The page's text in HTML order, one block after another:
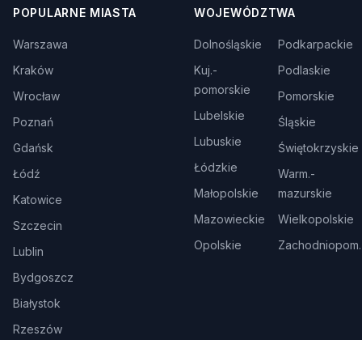
POPULARNE MIASTA
Warszawa
Kraków
Wrocław
Poznań
Gdańsk
Łódź
Katowice
Szczecin
Lublin
Bydgoszcz
Białystok
Rzeszów
WOJEWÓDZTWA
Dolnośląskie
Kuj.-
pomorskie
Lubelskie
Lubuskie
Łódzkie
Małopolskie
Mazowieckie
Opolskie
Podkarpackie
Podlaskie
Pomorskie
Śląskie
Świętokrzyskie
Warm.-
mazurskie
Wielkopolskie
Zachodniopom.